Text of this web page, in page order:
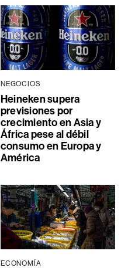
NEGOCIOS
Heineken supera
previsiones por
crecimiento en Asia y
África pese al débil
consumo en Europa y
América
ECONOMÍA